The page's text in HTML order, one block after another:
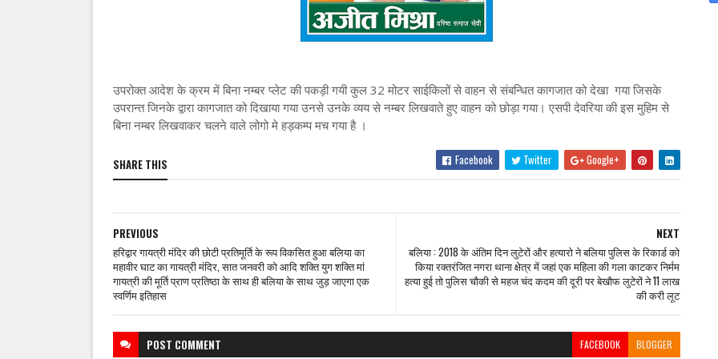
उपरोक्त आदेश के क्रम में बिना नम्बर प्लेट की पकड़ी गयी कुल 32 मोटर साईकिलों से वाहन से संबन्धित कागजात को देखा गया जिसके
उपरान्त जिनके द्वारा कागजात को दिखाया गया उनसे उनके व्यय से नम्बर लिखवाते हुए वाहन को छोड़ा गया। एसपी देवरिया की इस मुहिम से
बिना नम्बर लिखवाकर चलने वाले लोगो मे हड़कम्प मच गया है ।
SHARE THIS Facebook Twitter Google+
NEXT
बलिया : 2018 के अंतिम दिन लुटेरों और हत्यारो ने बलिया पुलिस के रिकार्ड को
किया रक्तरंजित नगरा थाना क्षेत्र में जहां एक महिला की गला काटकर निर्मम
हत्या हुई तो पुलिस चौकी से महज चंद कदम की दूरी पर बेखौफ लुटेरों ने 11 लाख
की करी लूट
PREVIOUS
हरिद्वार गायत्री मंदिर की छोटी प्रतिमूर्ति के रूप विकसित हुआ बलिया का
महावीर घाट का गायत्री मंदिर, सात जनवरी को आदि शक्ति युग शक्ति मां
गायत्री की मूर्ति प्राण प्रतिष्ठा के साथ ही बलिया के साथ जुड़ जाएगा एक
स्वर्णिम इतिहास
POST COMMENT FACEBOOK BLOGGER